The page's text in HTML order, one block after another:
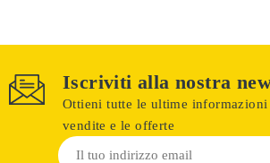
Iscriviti alla nostra
Ottieni tutte le ultime
vendite e le offerte